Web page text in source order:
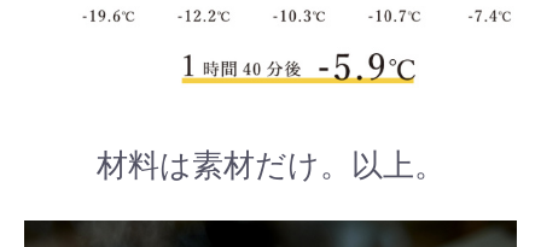
材料は素材だけ。以上。